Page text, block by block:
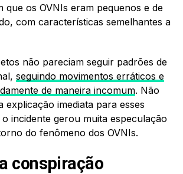
que os OVNIs eram pequenos e de
com características semelhantes a
não pareciam seguir padrões de
seguindo movimentos erráticos e
de maneira incomum. Não
explicação imediata para esses
incidente gerou muita especulação
do fenômeno dos OVNIs.
conspiração